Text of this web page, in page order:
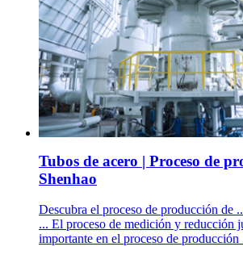
Tubos de acero | Proceso de
Shenhao
Descubra el proceso de producción de
... El proceso de medición y reducción
importante en el proceso de producción